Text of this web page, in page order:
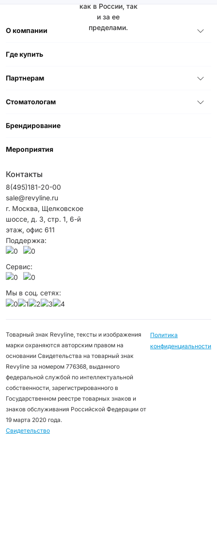
как в России, так
и за ее
пределами.
О компании
Где купить
Партнерам
Стоматологам
Брендирование
Мероприятия
Контакты
8(495)181-20-00
sale@revyline.ru
г. Москва, Щелковское
шоссе, д. 3, стр. 1, 6-й
этаж, офис 611
Поддержка:
Сервис:
Мы в соц. сетях:
Товарный знак Revyline, тексты и изображения
марки охраняются авторским правом на
основании Свидетельства на товарный знак
Revyline за номером 776368, выданного
федеральной службой по интеллектуальной
собственности, зарегистрированного в
Государственном реестре товарных знаков и
знаков обслуживания Российской Федерации от
19 марта 2020 года.
Свидетельство
Политика
конфиденциальности